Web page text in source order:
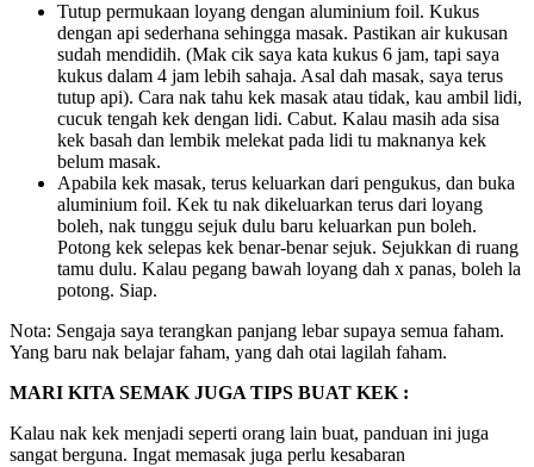
Tutup permukaan loyang dengan aluminium foil. Kukus
dengan api sederhana sehingga masak. Pastikan air kukusan
sudah mendidih. (Mak cik saya kata kukus 6 jam, tapi saya
kukus dalam 4 jam lebih sahaja. Asal dah masak, saya terus
tutup api). Cara nak tahu kek masak atau tidak, kau ambil lidi,
cucuk tengah kek dengan lidi. Cabut. Kalau masih ada sisa
kek basah dan lembik melekat pada lidi tu maknanya kek
belum masak.
Apabila kek masak, terus keluarkan dari pengukus, dan buka
aluminium foil. Kek tu nak dikeluarkan terus dari loyang
boleh, nak tunggu sejuk dulu baru keluarkan pun boleh.
Potong kek selepas kek benar-benar sejuk. Sejukkan di ruang
tamu dulu. Kalau pegang bawah loyang dah x panas, boleh la
potong. Siap.
Nota: Sengaja saya terangkan panjang lebar supaya semua faham.
Yang baru nak belajar faham, yang dah otai lagilah faham.
MARI KITA SEMAK JUGA TIPS BUAT KEK :
Kalau nak kek menjadi seperti orang lain buat, panduan ini juga
sangat berguna. Ingat memasak juga perlu kesabaran